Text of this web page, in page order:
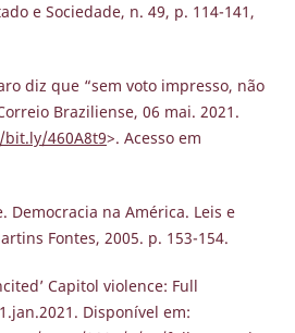
e Sociedade, n. 49, p. 114-141,
diz que “sem voto impresso, não
Braziliense, 06 mai. 2021.
460A8t9>. Acesso em
Democracia na América. Leis e
Fontes, 2005. p. 153-154.
Capitol violence: Full
Disponível em: